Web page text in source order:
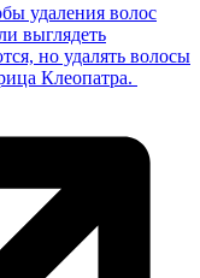
удаления волос
выглядеть
но удалять волосы
Клеопатра.